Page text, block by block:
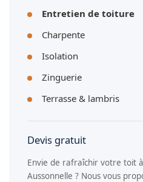
Entretien de toiture
Charpente
Isolation
Zinguerie
Terrasse & lambris
Devis gratuit
Envie de rafraîchir votre toit
Aussonnelle ? Nous vous